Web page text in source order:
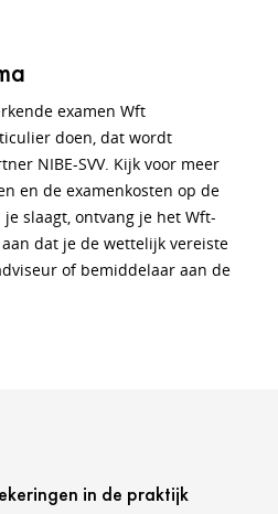
examen Wft
doen, dat wordt
NIBE-SVV. Kijk voor meer
en de examenkosten op de
je slaagt, ontvang je het Wft-
dat je de wettelijk vereiste
of bemiddelaar aan de
in de praktijk